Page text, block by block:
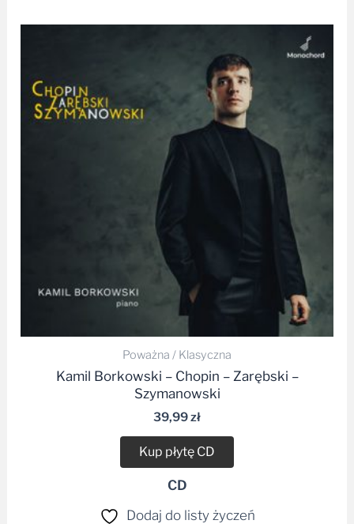
Kamil Borkowski – Chopin – Zarębski –
Szymanowski
39,99zł
Kup płytę CD
CD
Dodaj do listy życzeń